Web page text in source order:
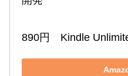
890円　Kindle